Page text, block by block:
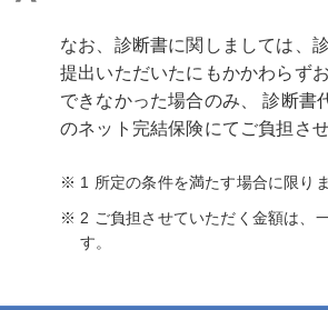
なお、診断書に関しましては、
提出いただいたにもかかわらず
できなかった場合のみ、 診断書
のネット完結保険にてご負担さ
1 所定の条件を満たす場合に限りま
2 ご負担させていただく金額は、
す。